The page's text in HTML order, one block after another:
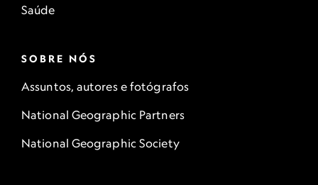
Saúde
SOBRE NÓS
Assuntos, autores e fotógrafos
National Geographic Partners
National Geographic Society